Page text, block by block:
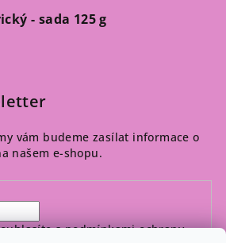
- sada 125 g
je 5 z 5 hvězdiček.
vám budeme zasílat informace o
našem e-shopu.
spodmínkami ochrany